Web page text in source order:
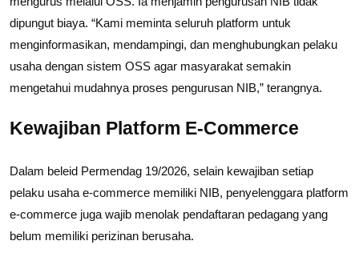
dipungut biaya. “Kami meminta seluruh platform untuk
menginformasikan, mendampingi, dan menghubungkan pelaku
usaha dengan sistem OSS agar masyarakat semakin
mengetahui mudahnya proses pengurusan NIB,” terangnya.
Kewajiban Platform E-Commerce
Dalam beleid Permendag 19/2026, selain kewajiban setiap
pelaku usaha e-commerce memiliki NIB, penyelenggara platform
e-commerce juga wajib menolak pendaftaran pedagang yang
belum memiliki perizinan berusaha.